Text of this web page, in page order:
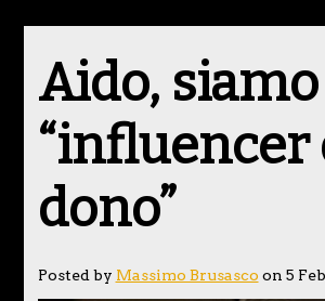
Aido, siamo
“influencer
dono”
Posted by Massimo Brusasco on 5